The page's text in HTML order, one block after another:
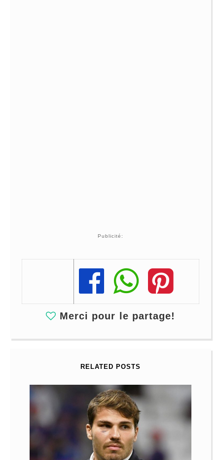
Publicité:
Share
Share
Share
Merci pour le partage!
RELATED POSTS